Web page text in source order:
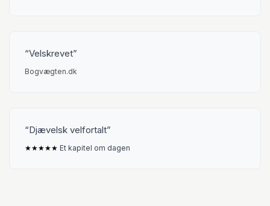
Velskrevet
Bogvægten.dk
Djævelsk velfortalt
★★★★★ Et kapitel om dagen